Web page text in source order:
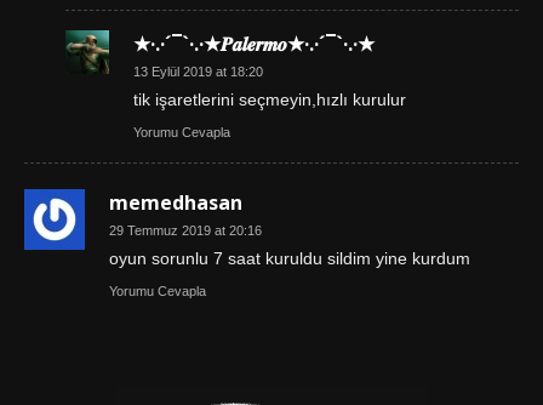
★·.·´¯`·.·★𝑷𝒂𝒍𝒆𝒓𝒎𝒐★·.·´¯`·.·★
13 Eylül 2019 at 18:20
tik işaretlerini seçmeyin,hızlı kurulur
Yorumu Cevapla
memedhasan
29 Temmuz 2019 at 20:16
oyun sorunlu 7 saat kuruldu sildim yine kurdum
Yorumu Cevapla